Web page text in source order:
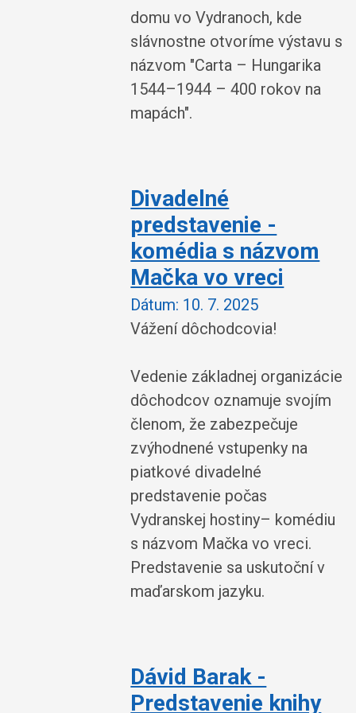
domu vo Vydranoch, kde
slávnostne otvoríme výstavu s
názvom "Carta – Hungarika
1544–1944 – 400 rokov na
mapách".
Divadelné
predstavenie -
komédia s názvom
Mačka vo vreci
Dátum: 10. 7. 2025
Vážení dôchodcovia!
Vedenie základnej organizácie
dôchodcov oznamuje svojím
členom, že zabezpečuje
zvýhodnené vstupenky na
piatkové divadelné
predstavenie počas
Vydranskej hostiny– komédiu
s názvom Mačka vo vreci.
Predstavenie sa uskutoční v
maďarskom jazyku.
Dávid Barak -
Predstavenie knihy